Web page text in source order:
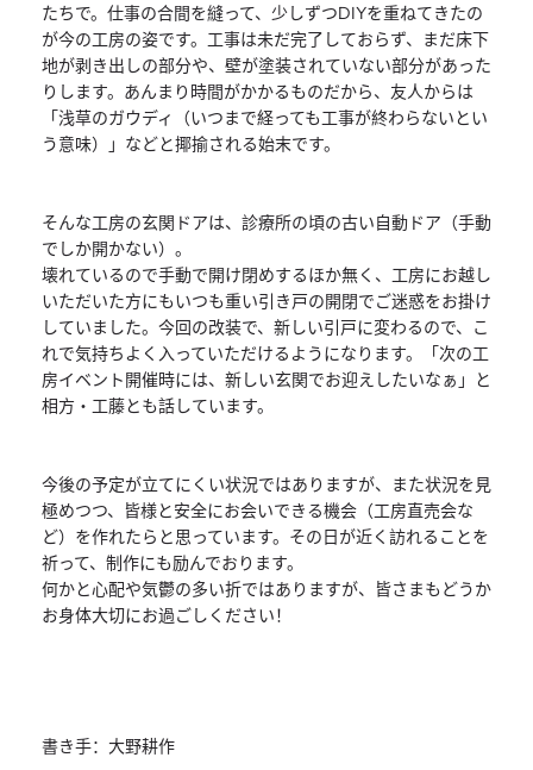
たちで。仕事の合間を縫って、少しずつDIYを重ねてきたの
が今の工房の姿です。工事は未だ完了しておらず、まだ床下
地が剥き出しの部分や、壁が塗装されていない部分があった
りします。あんまり時間がかかるものだから、友人からは
「浅草のガウディ（いつまで経っても工事が終わらないとい
う意味）」などと揶揄される始末です。
そんな工房の玄関ドアは、診療所の頃の古い自動ドア（手動
でしか開かない）。
壊れているので手動で開け閉めするほか無く、工房にお越し
いただいた方にもいつも重い引き戸の開閉でご迷惑をお掛け
していました。今回の改装で、新しい引戸に変わるので、こ
れで気持ちよく入っていただけるようになります。「次の工
房イベント開催時には、新しい玄関でお迎えしたいなぁ」と
相方・工藤とも話しています。
今後の予定が立てにくい状況ではありますが、また状況を見
極めつつ、皆様と安全にお会いできる機会（工房直売会な
ど）を作れたらと思っています。その日が近く訪れることを
祈って、制作にも励んでおります。
何かと心配や気鬱の多い折ではありますが、皆さまもどうか
お身体大切にお過ごしください！
書き手：大野耕作